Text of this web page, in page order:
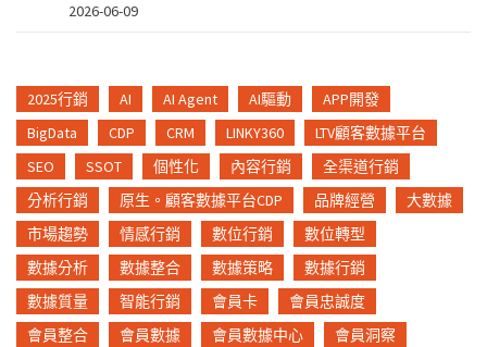
2026-06-09
2025行銷 AI AI Agent AI驅動
APP開發
BigData
CDP CRM LINKY360
LTV顧客數據平台
SEO
SSOT 個性化 內容行銷
全渠道行銷
分析行銷
原生。顧客數據平台CDP 品牌經營
大數據
市場趨勢
情感行銷 數位行銷
數位轉型
數據分析
數據整合 數據策略
數據行銷
數據質量
智能行銷 會員卡
會員忠誠度
會員整合
會員數據 會員數據中心
會員洞察